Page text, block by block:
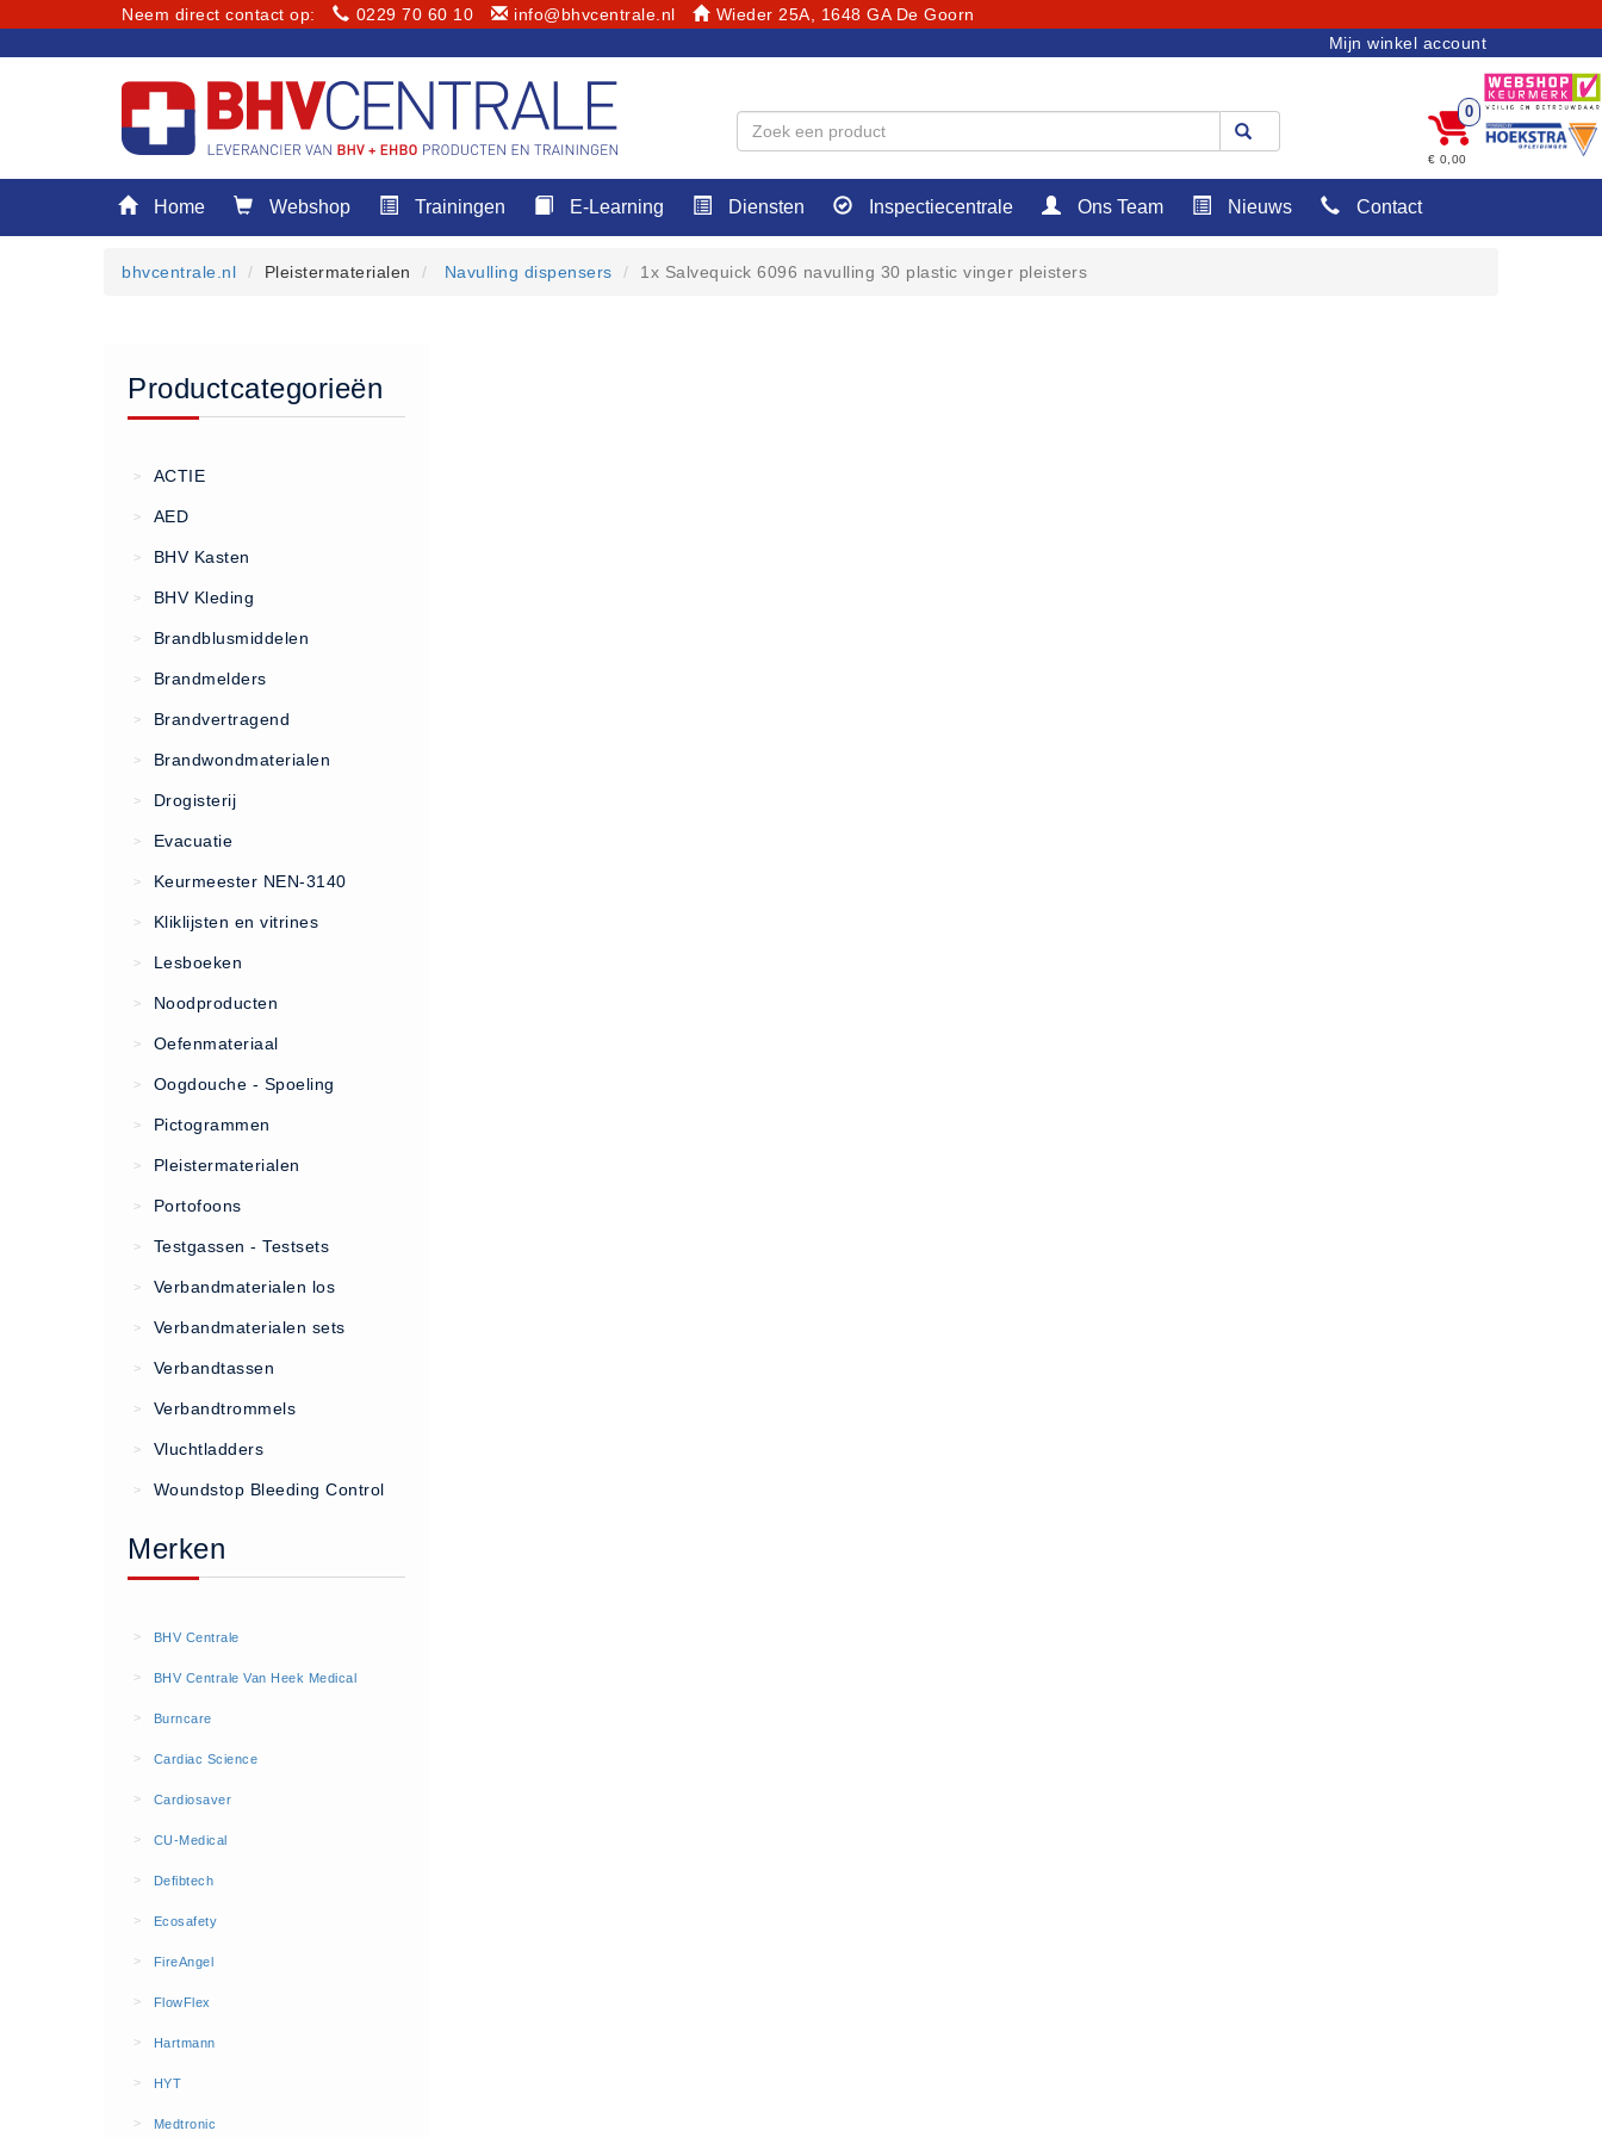
Neem direct contact op: 0229 70 60 10 info@bhvcentrale.nl Wieder 25A, 1648 GA De Goorn
Home
Keuringen
Bedrijfsnoodplannen
Inspectiecentrale
Ons Team
Nieuws
Contact
Algemene Voorwaarden
Vacatures
AED apparaten (11)
AED apparaten (11)
AED batterijen (12)
AED binnen - buiten kasten (11)
AED elektroden (18)
AED tassen (14)
BHV kasten (5)
BHV kasten (0)
Evacuatie - Zaklampen (0)
Kleding - Hesjes (0)
Brandblusmiddelen
Schuimblussers (6)
Brandmelders
CO melders (2)
Mijn winkel account
0
€ 0,00
Home Webshop Trainingen E-Learning Diensten Inspectiecentrale Ons Team Nieuws Contact
bhvcentrale.nl Pleistermaterialen Navulling dispensers 1x Salvequick 6096 navulling 30 plastic vinger pleisters
Productcategorieën
> ACTIE
> AED
> BHV Kasten
> BHV Kleding
> Brandblusmiddelen
> Brandmelders
> Brandvertragend
> Brandwondmaterialen
> Drogisterij
> Evacuatie
> Keurmeester NEN-3140
> Kliklijsten en vitrines
> Lesboeken
> Noodproducten
> Oefenmateriaal
> Oogdouche - Spoeling
> Pictogrammen
> Pleistermaterialen
> Portofoons
> Testgassen - Testsets
> Verbandmaterialen los
> Verbandmaterialen sets
> Verbandtassen
> Verbandtrommels
> Vluchtladders
> Woundstop Bleeding Control
Merken
> BHV Centrale
> BHV Centrale Van Heek Medical
> Burncare
> Cardiac Science
> Cardiosaver
> CU-Medical
> Defibtech
> Ecosafety
> FireAngel
> FlowFlex
> Hartmann
> HYT
> Medtronic